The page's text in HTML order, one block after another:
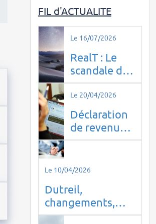
FIL d'ACTUALITE
Le 16/07/2026
RealT : Le
scandale de
l’immobilier
tokenisé qui
a piégé 14
000 Français
Le 20/04/2026
Déclaration
de revenus à
domicile à
(92800) :
vos impôts
en toute
sérénité
Le 10/04/2026
Dutreil,
changements,
êtes-vous prêt ?